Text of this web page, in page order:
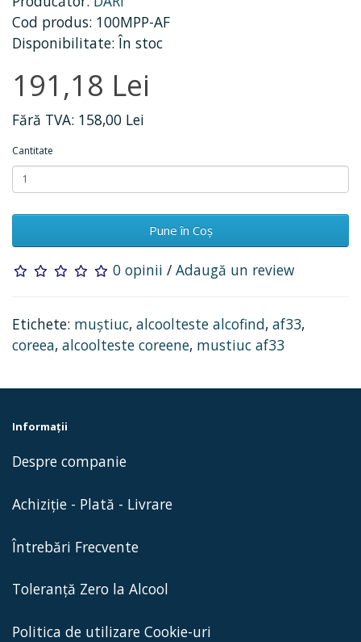
Cod produs: 100MPP-AF
Disponibilitate: În stoc
191,18 Lei
Fără TVA: 158,00 Lei
Cantitate
Pune în Coş
0 opinii / Adaugă un review
Etichete: muștiuc, alcoolteste alcofind, af33,
coreea, alcoolteste coreene, mustiuc af33
Informaţii
Despre companie
Achiziție - Plată - Livrare
Întrebări Frecvente
Toleranță Zero la Alcool
Politica de utilizare Cookie-uri